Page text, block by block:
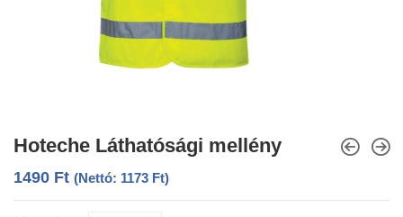
Hoteche Láthatósági mellény
1490 Ft (Nettó: 1173 Ft)